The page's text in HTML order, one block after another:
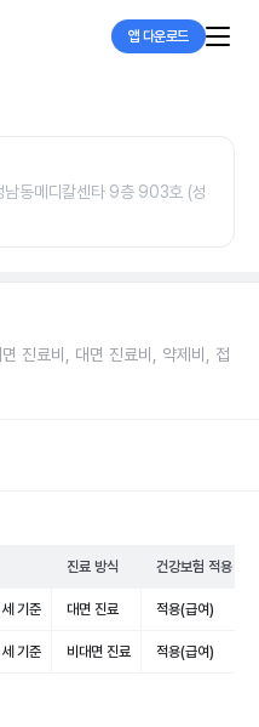
앱 다운로드
남동메디칼센타 9층 903호 (성
진료비, 대면 진료비, 약제비, 접
진료 방식 건강보험 적용
기준 대면 진료 적용(급여)
기준 비대면 진료 적용(급여)